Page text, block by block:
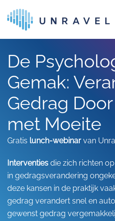
Skip to main content
De
Gemak:
Gedrag
met Moeite
Gratis lunch-webinar van
Interventies die zich richten
in gedragsverandering
deze kansen in de praktijk
gedrag verandert snel en
gewenst gedrag